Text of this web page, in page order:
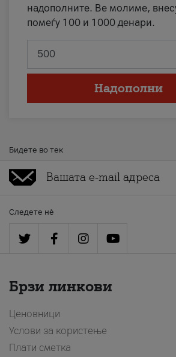
надополните. Ве молиме,
помеѓу 100 и 1000 денари.
Надополни
Бидете во тек
Следете нè
Брзи линкови
Ценовници
Услови за користење
Плати сметка